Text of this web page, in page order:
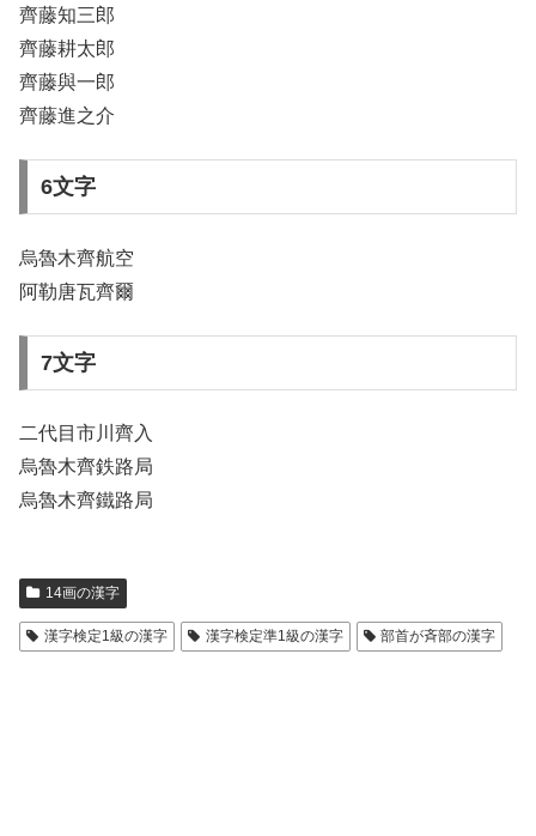
齊藤知三郎
齊藤耕太郎
齊藤與一郎
齊藤進之介
6文字
烏魯木齊航空
阿勒唐瓦齊爾
7文字
二代目市川齊入
烏魯木齊鉄路局
烏魯木齊鐵路局
14画の漢字
漢字検定1級の漢字 漢字検定準1級の漢字 部首が斉部の漢字